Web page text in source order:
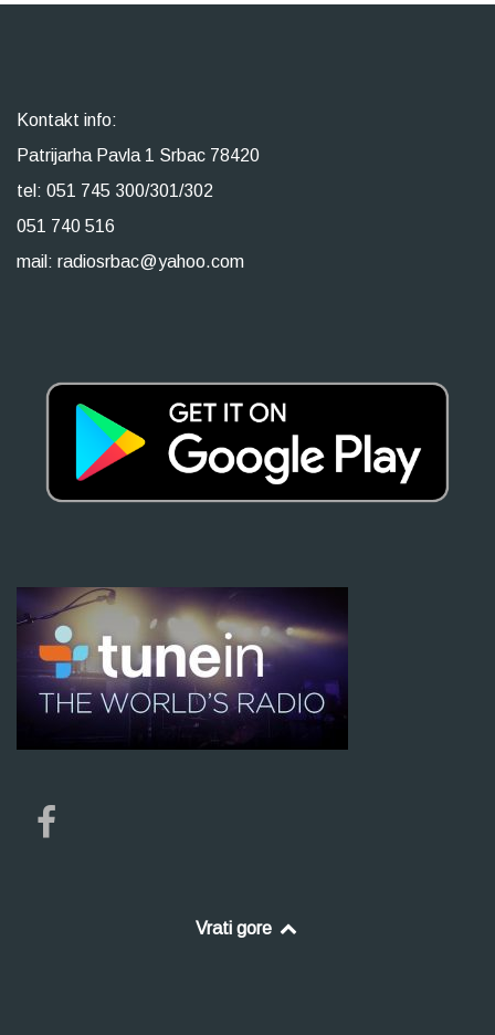
Kontakt info:
Patrijarha Pavla 1 Srbac 78420
tel: 051 745 300/301/302
051 740 516
mail: radiosrbac@yahoo.com
Vrati gore